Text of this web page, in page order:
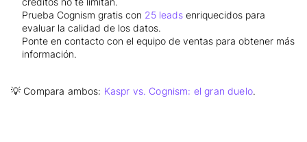
Prueba Cognism gratis con 25 leads enriquecidos para
evaluar la calidad de los datos.
Ponte en contacto con el equipo de ventas para obtener más
información.
💡 Compara ambos: Kaspr vs. Cognism: el gran duelo.